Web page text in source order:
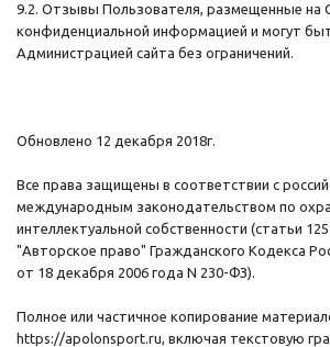
9.2. Отзывы Пользователя, размещенные на
конфиденциальной информацией и могут
Администрацией сайта без ограничений.
Обновлено 12 декабря 2018г.
Все права защищены в соответствии с
международным законодательством по
интеллектуальной собственности (статьи
"Авторское право" Гражданского Кодекса
от 18 декабря 2006 года N 230-ФЗ).
Полное или частичное копирование
https://apolonsport.ru, включая текстовую